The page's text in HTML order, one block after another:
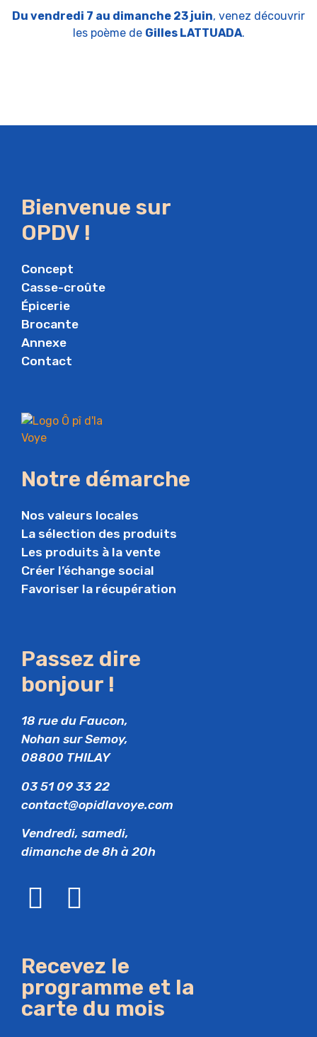
Du vendredi 7 au dimanche 23 juin, venez découvrir
les poème de Gilles LATTUADA.
Bienvenue sur
OPDV !
Concept
Casse-croûte
Épicerie
Brocante
Annexe
Contact
Notre démarche
Nos valeurs locales
La sélection des produits
Les produits à la vente
Créer l’échange social
Favoriser la récupération
Passez dire
bonjour !
18 rue du Faucon,
Nohan sur Semoy,
08800 THILAY
03 51 09 33 22
contact@opidlavoye.com
Vendredi, samedi,
dimanche de 8h à 20h
Recevez le
programme et la
carte du mois